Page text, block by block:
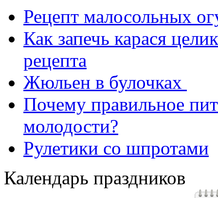
Рецепт малосольных
Как запечь карася
рецепта
Жюльен в булочках
Почему правильное
молодости?
Рулетики со шпротами
Календарь праздников